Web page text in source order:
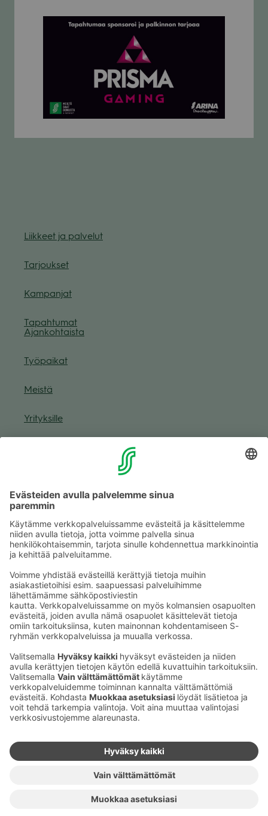
Liik­keet ja pal­ve­lut
Tar­jouk­set
Kam­pan­jat
Tapah­tu­mat
Ajan­koh­taista
Työ­pai­kat
Meistä
Yri­tyk­sille
Muuta eväs­tea­se­tuk­sia & eväs­tein­for­maa­tio
Tie­to­suo­ja­se­loste (Arina)
Kaup­pa­kes­kus
Ma-pe
9–20
La
9–19
Su
11–18
Katso poik­keus­au­kio­lottäältä
Iso­katu 22–25,
90100 Oulu
Ma-pe
7–23
7–23